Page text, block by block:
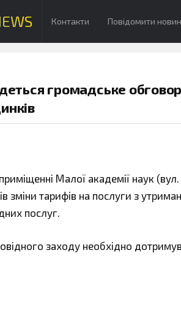
Контакти Повідомити
громадське
Малої академії наук
зміни тарифів на послуги з
послуг.
заходу необхідно